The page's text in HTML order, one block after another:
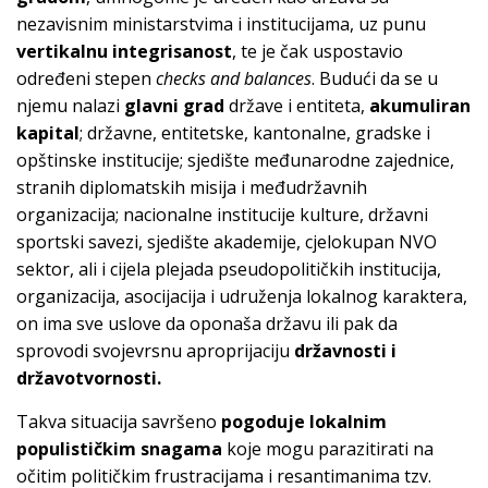
nezavisnim ministarstvima i institucijama, uz punu
vertikalnu integrisanost, te je čak uspostavio
određeni stepen checks and balances. Budući da se u
njemu nalazi glavni grad države i entiteta, akumuliran
kapital; državne, entitetske, kantonalne, gradske i
opštinske institucije; sjedište međunarodne zajednice,
stranih diplomatskih misija i međudržavnih
organizacija; nacionalne institucije kulture, državni
sportski savezi, sjedište akademije, cjelokupan NVO
sektor, ali i cijela plejada pseudopolitičkih institucija,
organizacija, asocijacija i udruženja lokalnog karaktera,
on ima sve uslove da oponaša državu ili pak da
sprovodi svojevrsnu aproprijaciju državnosti i
državotvornosti.
Takva situacija savršeno pogoduje lokalnim
populističkim snagama koje mogu parazitirati na
očitim političkim frustracijama i resantimanima tzv.